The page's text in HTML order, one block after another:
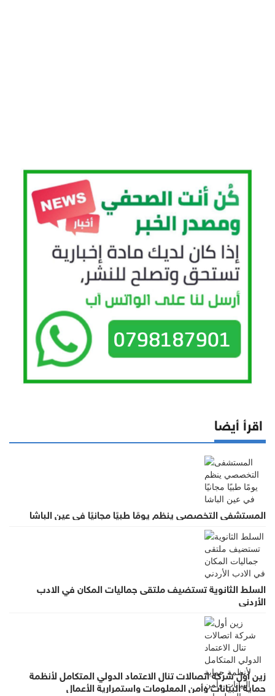
اقرأ أيضا
المستشفى التخصصي ينظم يومًا طبيًا مجانيًا في عين الباشا
السلط الثانوية تستضيف ملتقى جماليات المكان في الادب
الأردني
زين أول شركة اتصالات تنال الاعتماد الدولي المتكامل لأنظمة
حماية البيانات وأمن المعلومات واستمرارية الأعمال